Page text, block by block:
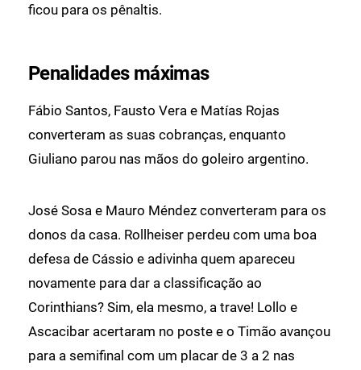
ficou para os pênaltis.
Penalidades máximas
Fábio Santos, Fausto Vera e Matías Rojas
converteram as suas cobranças, enquanto
Giuliano parou nas mãos do goleiro argentino.
José Sosa e Mauro Méndez converteram para os
donos da casa. Rollheiser perdeu com uma boa
defesa de Cássio e adivinha quem apareceu
novamente para dar a classificação ao
Corinthians? Sim, ela mesmo, a trave! Lollo e
Ascacibar acertaram no poste e o Timão avançou
para a semifinal com um placar de 3 a 2 nas